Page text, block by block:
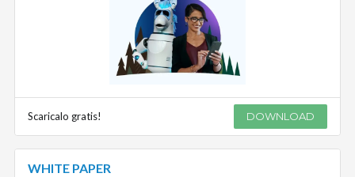
Scaricalo gratis! DOWNLOAD
WHITE PAPER